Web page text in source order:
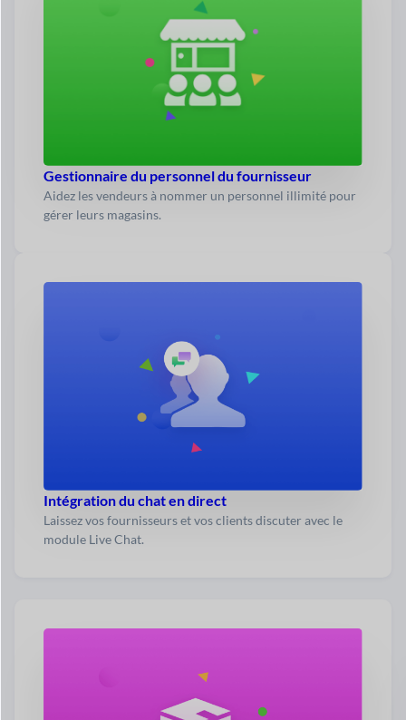
Gestionnaire du personnel du fournisseur
Aidez les vendeurs à nommer un personnel illimité pour
gérer leurs magasins.
Intégration du chat en direct
Laissez vos fournisseurs et vos clients discuter avec le
module Live Chat.